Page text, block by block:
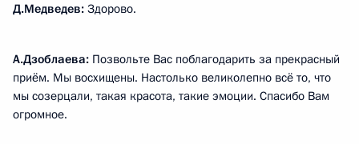
Д.Медведев: Здорово.
А.Дзоблаева: Позвольте Вас поблагодарить за прекрасный
приём. Мы восхищены. Настолько великолепно всё то, что
мы созерцали, такая красота, такие эмоции. Спасибо Вам
огромное.